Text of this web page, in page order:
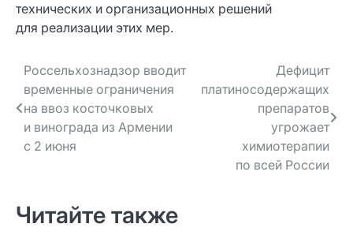
технических и организационных решений
для реализации этих мер.
Навигация
по записям
Россельхознадзор вводит
временные ограничения
на ввоз косточковых
и винограда из Армении
с 2 июня
Дефицит
платиносодержащих
препаратов
угрожает
химиотерапии
по всей России
Читайте также